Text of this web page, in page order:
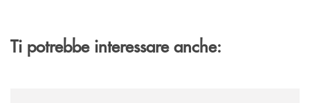
Ti potrebbe interessare anche: